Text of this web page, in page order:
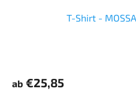
T-Shirt -
Produktbewertung
ab €25,85